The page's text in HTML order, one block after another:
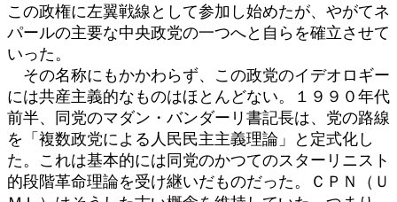
この政権に左翼戦線として参加し始めたが、やがてネ
パールの主要な中央政党の一つへと自らを確立させて
いった。
その名称にもかかわらず、この政党のイデオロギー
には共産主義的なものはほとんどない。１９９０年代
前半、同党のマダン・バンダーリ書記長は、党の路線
を「複数政党による人民民主主義理論」と定式化し
た。これは基本的には同党のかつてのスターリニスト
的段階革命理論を受け継いだものだった。ＣＰＮ（Ｕ